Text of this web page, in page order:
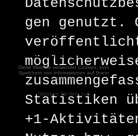
gen genutzt.
Statistiken
+1-
Cookie-Regelung
Diese Website verwendet Cookies, zum
Speichern von Informationen auf Ihrem
Computer.
Stimmen Sie dem zu?